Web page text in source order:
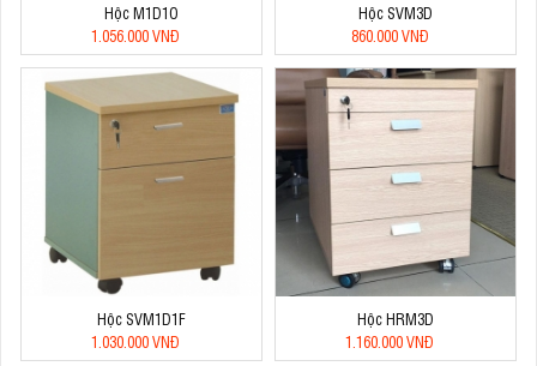
Hộc M1D1O
1.056.000 VNĐ
Hộc SVM3D
860.000 VNĐ
Hộc SVM1D1F
1.030.000 VNĐ
Hộc HRM3D
1.160.000 VNĐ